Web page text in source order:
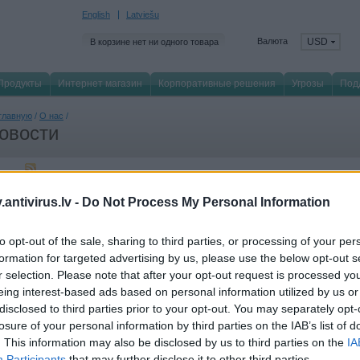
- Do Not Process My Personal Information
opt-out of the sale, sharing to third parties, or processing of your
for targeted advertising by us, please use the below opt-out
selection. Please note that after your opt-out request is processed
interest-based ads based on personal information utilized by us
to third parties prior to your opt-out. You may separately
of your personal information by third parties on the IAB’s list of
This information may also be disclosed by us to third parties on the
English Latviešu
В корзине нет ни одного товара Валюта USD
Интернет магазин Корпоративные решения Угрозы
/ О нас /
завод AGC расширяет использование Kaspersky Industrial
два года после внедрения Kaspersky Industrial CyberSecurity руководство
Glass Germany GmbH, который с 2003 года поставляет автомобильное
Mercedes, Volvo и Opel, решило расширить функциональные
защиту предприятия от киберугроз и быстрое реагирование на
2020
Kaspersky получила премию Red Dot Awards